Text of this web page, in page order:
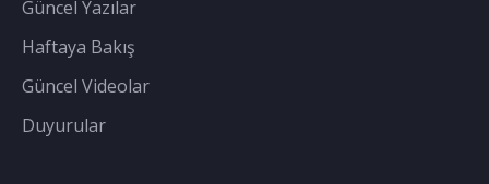
Güncel Yazılar
Haftaya Bakış
Güncel Videolar
Duyurular